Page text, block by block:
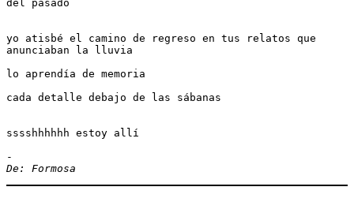
del pasado
yo atisbé el camino de regreso en tus relatos que
anunciaban la lluvia
lo aprendía de memoria
cada detalle debajo de las sábanas
sssshhhhhh estoy allí
-
De: Formosa